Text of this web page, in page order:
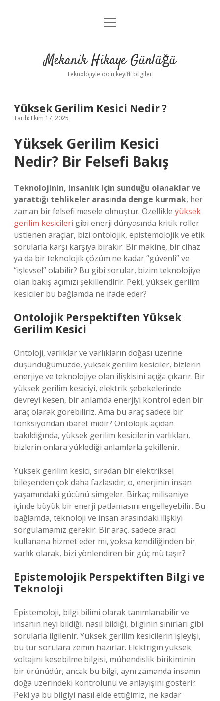
Anasayfa
Yasal Uyarı
menüyü
Mekanik Hikaye Günlüğü
Teknolojiyle dolu keyifli bilgiler!
Yüksek Gerilim Kesici Nedir ?
Tarih: Ekim 17, 2025
Yüksek Gerilim Kesici
Nedir? Bir Felsefi Bakış
Teknolojinin, insanlık için sunduğu olanaklar ve
yarattığı tehlikeler arasında denge kurmak, her
zaman bir felsefi mesele olmuştur. Özellikle yüksek
gerilim kesicileri gibi enerji dünyasında kritik roller
üstlenen araçlar, bizi ontolojik, epistemolojik ve etik
sorularla karşı karşıya bırakır. Bir makine, bir cihaz
ya da bir teknolojik çözüm ne kadar “güvenli” ve
“işlevsel” olabilir? Bu gibi sorular, bizim teknolojiye
olan bakış açımızı şekillendirir. Peki, yüksek gerilim
kesiciler bu bağlamda ne ifade eder?
Ontolojik Perspektiften Yüksek
Gerilim Kesici
Ontoloji, varlıklar ve varlıkların doğası üzerine
düşündüğümüzde, yüksek gerilim kesiciler, bizlerin
enerjiye ve teknolojiye olan ilişkisini açığa çıkarır. Bir
yüksek gerilim kesiciyi, elektrik şebekelerinde
devreyi kesen, bir anlamda enerjiyi kontrol eden bir
araç olarak görebiliriz. Ama bu araç sadece bir
fonksiyondan ibaret midir? Ontolojik açıdan
bakıldığında, yüksek gerilim kesicilerin varlıkları,
bizlerin onlara yüklediği anlamlarla şekillenir.
Yüksek gerilim kesici, sıradan bir elektriksel
bileşenden çok daha fazlasıdır; o, enerjinin insan
yaşamındaki gücünü simgeler. Birkaç milisaniye
içinde büyük bir enerji patlamasını engelleyebilir. Bu
bağlamda, teknoloji ve insan arasındaki ilişkiyi
sorgulamamız gerekir: Bir araç, sadece aracı
kullanana hizmet eder mi, yoksa kendiliğinden bir
varlık olarak, bizi yönlendiren bir güç mü taşır?
Epistemolojik Perspektiften Bilgi ve
Teknoloji
Epistemoloji, bilgi bilimi olarak tanımlanabilir ve
insanın neyi bildiği, nasıl bildiği, bilginin sınırları gibi
sorularla ilgilenir. Yüksek gerilim kesicilerin işleyişi,
bu tür sorulara zemin hazırlar. Elektriğin yüksek
voltajını kesebilme bilgisi, mühendislik birikiminin
bir ürünüdür, ancak bu bilgi, aynı zamanda insanın
doğa üzerindeki kontrolünü ve anlayışını gösterir.
Peki ya bu bilgiyi nasıl elde ettiğimiz, ne kadar